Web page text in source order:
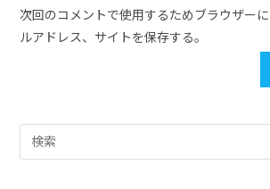
次回のコメントで使用するためブラウザー
ルアドレス、サイトを保存する。